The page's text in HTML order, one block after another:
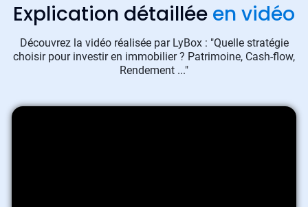
Explication détaillée en vidéo
Découvrez la vidéo réalisée par LyBox : "Quelle stratégie
choisir pour investir en immobilier ? Patrimoine, Cash-flow,
Rendement ..."